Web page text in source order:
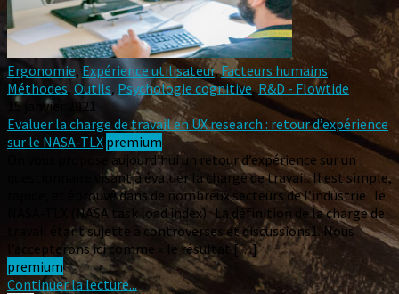
Ergonomie, Expérience utilisateur,Facteurs humains,
Méthodes, Outils, Psychologie cognitive, R&D - Flowtide
15 janvier 2021
Evaluer la charge de travail en UX research : retour d’expérience
sur le NASA-TLX premium
On vous propose aujourd’hui un retour d’expérience sur un
questionnaire visant à évaluer la charge de travail. Il est simple,
rapide, et éprouvé dans de nombreux secteurs de l’industrie : le
NASA-TLX (NASA task load index). La définition de la charge de
travail étant sujette à controverses et discussions1. Nous
l’accepterons ici comme « le résultat […]
premium
Continuer la lecture...